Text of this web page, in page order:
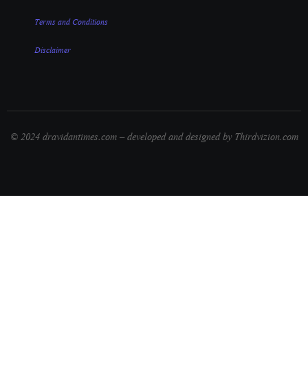
Terms and Conditions
Disclaimer
© 2024 dravidantimes.com – developed and designed by Thirdvizion.com